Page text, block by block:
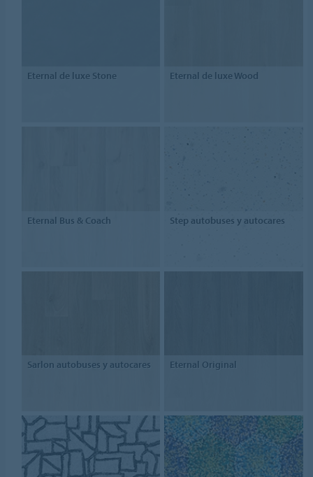
Eternal de luxe Stone Eternal de luxe Wood
Eternal Bus & Coach Step autobuses y autocares
Sarlon autobuses y autocares Eternal Original